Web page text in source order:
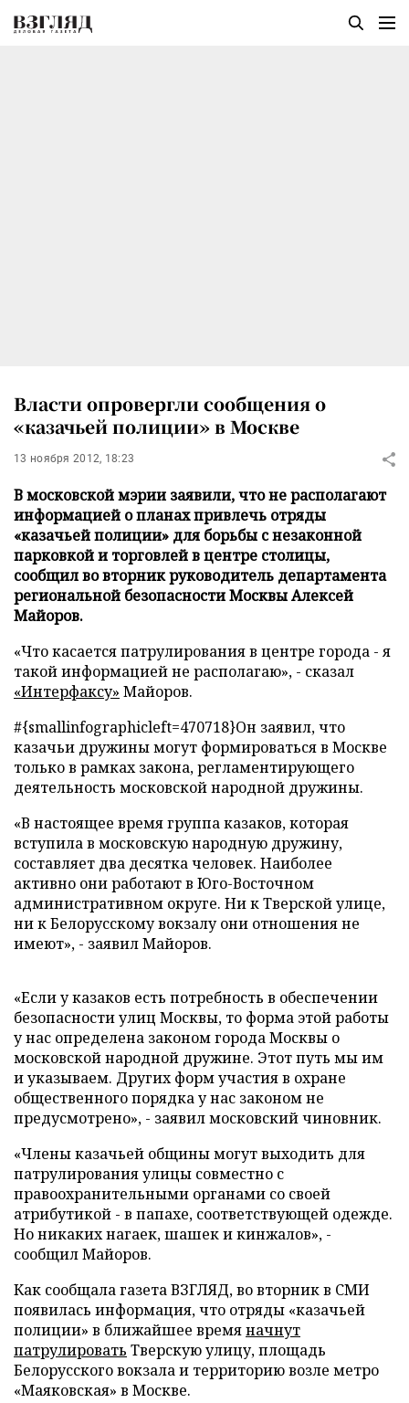
Власти опровергли сообщения о
«казачьей полиции» в Москве
13 ноября 2012, 18:23
В московской мэрии заявили, что не располагают
информацией о планах привлечь отряды
«казачьей полиции» для борьбы с незаконной
парковкой и торговлей в центре столицы,
сообщил во вторник руководитель департамента
региональной безопасности Москвы Алексей
Майоров.
«Что касается патрулирования в центре города - я
такой информацией не располагаю», - сказал
«Интерфаксу» Майоров.
#{smallinfographicleft=470718}Он заявил, что
казачьи дружины могут формироваться в Москве
только в рамках закона, регламентирующего
деятельность московской народной дружины.
«В настоящее время группа казаков, которая
вступила в московскую народную дружину,
составляет два десятка человек. Наиболее
активно они работают в Юго-Восточном
административном округе. Ни к Тверской улице,
ни к Белорусскому вокзалу они отношения не
имеют», - заявил Майоров.
«Если у казаков есть потребность в обеспечении
безопасности улиц Москвы, то форма этой работы
у нас определена законом города Москвы о
московской народной дружине. Этот путь мы им
и указываем. Других форм участия в охране
общественного порядка у нас законом не
предусмотрено», - заявил московский чиновник.
«Члены казачьей общины могут выходить для
патрулирования улицы совместно с
правоохранительными органами со своей
атрибутикой - в папахе, соответствующей одежде.
Но никаких нагаек, шашек и кинжалов», -
сообщил Майоров.
Как сообщала газета ВЗГЛЯД, во вторник в СМИ
появилась информация, что отряды «казачьей
полиции» в ближайшее времяначнут
патрулировать Тверскую улицу, площадь
Белорусского вокзала и территорию возле метро
«Маяковская» в Москве.